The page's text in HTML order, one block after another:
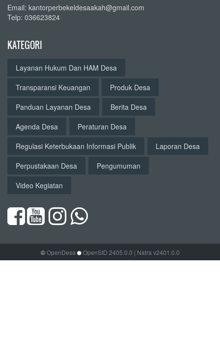
Email: kantorperbekeldesaakah@gmail.com
Telp: 036623824
KATEGORI
Layanan Hukum Dan HAM Desa
Transparansi Keuangan
Produk Desa
Panduan Layanan Desa
Berita Desa
Agenda Desa
Peraturan Desa
Regulasi Keterbukaan Informasi Publik
Laporan Desa
Perpustakaan Desa
Pengumuman
Video Kegiatan
©OpenDesa OpenSID 2405.0.0 | Natra v2401.0.0